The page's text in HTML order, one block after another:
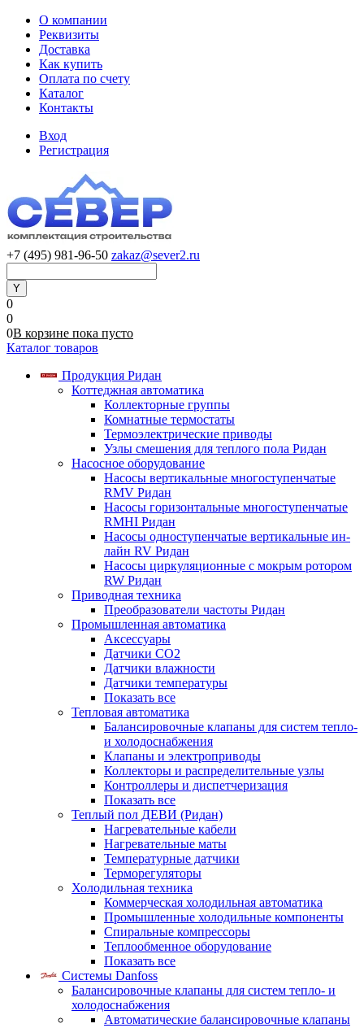
О компании
Реквизиты
Доставка
Как купить
Оплата по счету
Каталог
Контакты
Вход
Регистрация
+7 (495) 981-96-50 zakaz@sever2.ru
0
0
0В корзине пока пусто
Каталог товаров
Продукция Ридан
Коттеджная автоматика
Коллекторные группы
Комнатные термостаты
Термоэлектрические приводы
Узлы смешения для теплого пола Ридан
Насосное оборудование
Насосы вертикальные многоступенчатые
RMV Ридан
Насосы горизонтальные многоступенчатые
RMHI Ридан
Насосы одноступенчатые вертикальные ин-
лайн RV Ридан
Насосы циркуляционные с мокрым ротором
RW Ридан
Приводная техника
Преобразователи частоты Ридан
Промышленная автоматика
Аксессуары
Датчики CO2
Датчики влажности
Датчики температуры
Показать все
Тепловая автоматика
Балансировочные клапаны для систем тепло-
и холодоснабжения
Клапаны и электроприводы
Коллекторы и распределительные узлы
Контроллеры и диспетчеризация
Показать все
Теплый пол ДЕВИ (Ридан)
Нагревательные кабели
Нагревательные маты
Температурные датчики
Терморегуляторы
Холодильная техника
Коммерческая холодильная автоматика
Промышленные холодильные компоненты
Спиральные компрессоры
Теплообменное оборудование
Показать все
Системы Danfoss
Балансировочные клапаны для систем тепло- и
холодоснабжения
Автоматические балансировочные клапаны